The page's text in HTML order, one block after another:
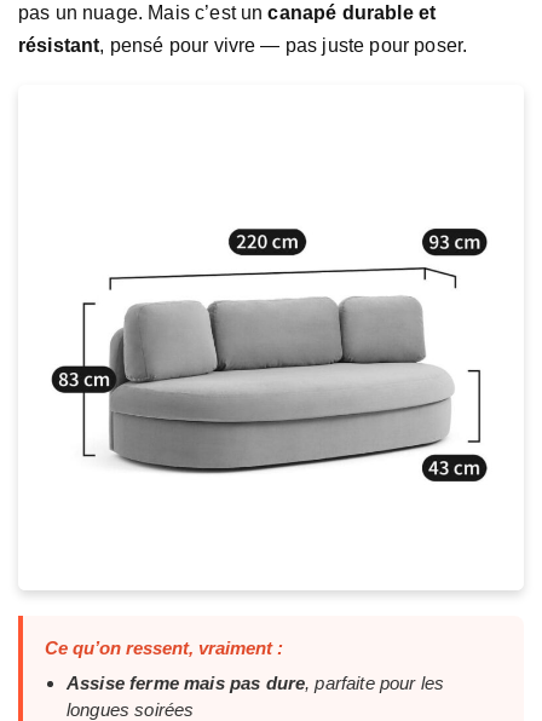
pas un nuage. Mais c’est uncanapé durable et
résistant, pensé pour vivre — pas juste pour poser.
Ce qu’on ressent, vraiment :
Assise ferme mais pas dure, parfaite pour les
longues soirées